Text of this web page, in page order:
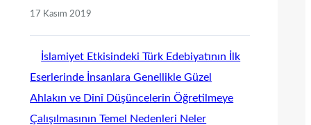
17 Kasım 2019
İslamiyet Etkisindeki Türk Edebiyatının İlk
Eserlerinde İnsanlara Genellikle Güzel
Ahlakın ve Dinî Düşüncelerin Öğretilmeye
Çalışılmasının Temel Nedenleri Neler